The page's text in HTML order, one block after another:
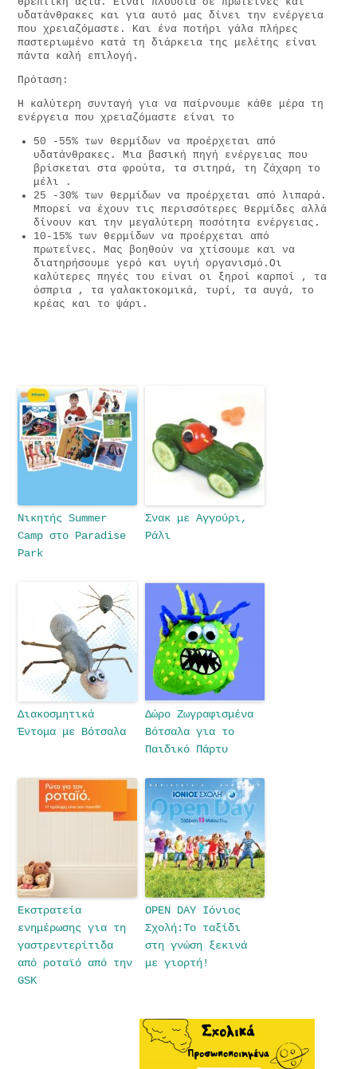
υδατάνθρακες και για αυτό μας δίνει την ενέργεια
που χρειαζόμαστε. Και ένα ποτήρι γάλα πλήρες
παστεριωμένο κατά τη διάρκεια της μελέτης είναι
πάντα καλή επιλογή.
Πρόταση:
Η καλύτερη συνταγή για να παίρνουμε κάθε μέρα τη
ενέργεια που χρειαζόμαστε είναι το
50 -55% των θερμίδων να προέρχεται από
υδατάνθρακες. Μια βασική πηγή ενέργειας που
βρίσκεται στα φρούτα, τα σιτηρά, τη ζάχαρη το
μέλι .
25 -30% των θερμίδων να προέρχεται από λιπαρά.
Μπορεί να έχουν τις περισσότερες θερμίδες αλλά
δίνουν και την μεγαλύτερη ποσότητα ενέργειας.
10-15% των θερμίδων να προέρχεται από
πρωτεΐνες. Μας βοηθούν να χτίσουμε και να
διατηρήσουμε γερό και υγιή οργανισμό.Οι
καλύτερες πηγές του είναι οι ξηροί καρποί , τα
όσπρια , τα γαλακτοκομικά, τυρί, τα αυγά, το
κρέας και το ψάρι.
Νικητής Summer
Camp στο Paradise
Park
Σνακ με Αγγούρι,
Ράλι
Διακοσμητικά
Έντομα με Βότσαλα
Δώρο Ζωγραφισμένα
Βότσαλα για το
Παιδικό Πάρτυ
Εκστρατεία
ενημέρωσης για τη
γαστρεντερίτιδα
από ροταϊό από την
GSK
OPEN DAY Ιόνιος
Σχολή:Το ταξίδι
στη γνώση ξεκινά
με γιορτή!